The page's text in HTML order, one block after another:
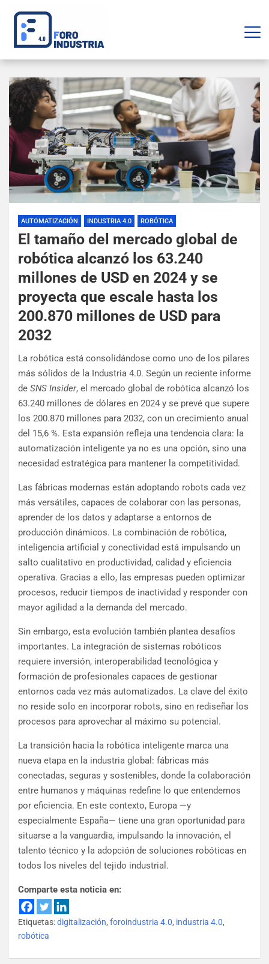
AUTOMATIZACIÓN INDUSTRIA 4.0 ROBÓTICA
El tamaño del mercado global de
robótica alcanzó los 63.240
millones de USD en 2024 y se
proyecta que escale hasta los
200.870 millones de USD para
2032
La robótica está consolidándose como uno de los pilares
más sólidos de la Industria 4.0. Según un reciente informe
de SNS Insider, el mercado global de robótica alcanzó los
63.240 millones de dólares en 2024 y se prevé que supere
los 200.870 millones para 2032, con un crecimiento anual
del 15,6 %. Esta expansión refleja una tendencia clara: la
automatización inteligente ya no es una opción, sino una
necesidad estratégica para mantener la competitividad.
Las fábricas modernas están adoptando robots cada vez
más versátiles, capaces de colaborar con las personas,
aprender de los datos y adaptarse a entornos de
producción dinámicos. La combinación de robótica,
inteligencia artificial y conectividad está impulsando un
salto cualitativo en productividad, calidad y eficiencia
operativa. Gracias a ello, las empresas pueden optimizar
procesos, reducir tiempos de inactividad y responder con
mayor agilidad a la demanda del mercado.
Sin embargo, esta evolución también plantea desafíos
importantes. La integración de sistemas robóticos
requiere inversión, interoperabilidad tecnológica y
formación de profesionales capaces de gestionar
entornos cada vez más automatizados. La clave del éxito
no reside solo en incorporar robots, sino en rediseñar los
procesos para aprovechar al máximo su potencial.
La transición hacia la robótica inteligente marca una
nueva etapa en la industria global: fábricas más
conectadas, seguras y sostenibles, donde la colaboración
entre humanos y máquinas redefine lo que entendemos
por eficiencia. En este contexto, Europa —y
especialmente España— tiene una gran oportunidad para
situarse a la vanguardia, impulsando la innovación, el
talento técnico y la adopción de soluciones robóticas en
todos los niveles del tejido industrial.
Comparte esta noticia en:
Etiquetas:digitalización, foroindustria 4.0, industria 4.0,
robótica